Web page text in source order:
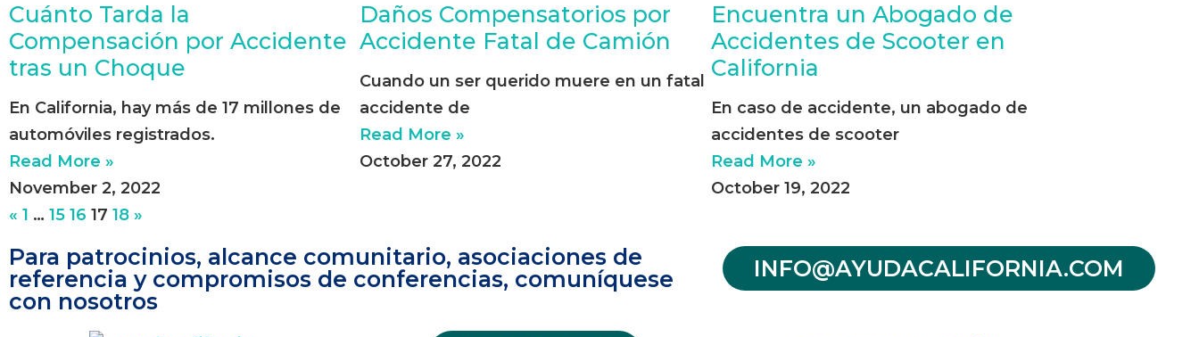
Cuánto Tarda la
Compensación por Accidente
tras un Choque
En California, hay más de 17 millones de
automóviles registrados.
Read More »
November 2, 2022
Daños Compensatorios por
Accidente Fatal de Camión
Cuando un ser querido muere en un fatal
accidente de
Read More »
October 27, 2022
Encuentra un Abogado de
Accidentes de Scooter en
California
En caso de accidente, un abogado de
accidentes de scooter
Read More »
October 19, 2022
« 1 … 15 16 17 18 »
Para patrocinios, alcance comunitario, asociaciones de
referencia y compromisos de conferencias, comuníquese
con nosotros
INFO@AYUDACALIFORNIA.COM